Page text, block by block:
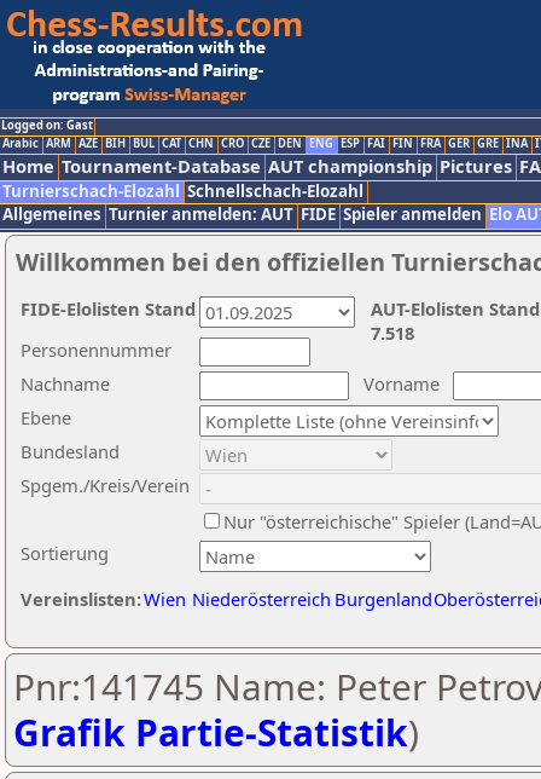
Logged on: Gast
Arabic ARM AZE BIH BUL CAT CHN CRO CZE DEN ENG ESP FAI FIN FRA GER GRE INA
Home Tournament-Database AUT championship Pictures
Turnierschach-Elozahl Schnellschach-Elozahl
Allgemeines Turnier anmelden: AUT FIDE Spieler anmelden Elo
Willkommen bei den offiziellen
Nachname
Vorname
Ebene
Sortierung
Personennummer
Bundesland
Spgem./Kreis/Verein
Nur "österreichische" Spieler
Vereinslisten:Wien Niederösterreich Burgenland
AUT-Elolisten
7.518
FIDE-Elolisten Stand
Pnr:141745 Name: Peter
Grafik Partie-Statistik)